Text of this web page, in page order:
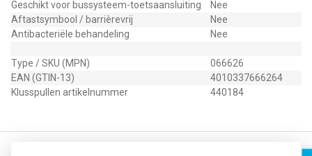
Geschikt voor bussysteem-toetsaansluiting
Nee
Aftastsymbool / barrièrevrij
Nee
Antibacteriële behandeling
Nee
Type / SKU (MPN)
066626
EAN (GTIN-13)
4010337666264
Klusspullen artikelnummer
440184